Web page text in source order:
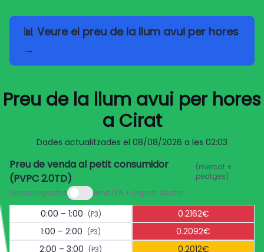
📊 Veure el preu de la llum avui per hores
→
Preu de la llum avui per hores
a Cirat
Dades actualitzades el 08/08/2026 a les 02:03
Preu de venda al petit consumidor
(PVPC 2.0TD)
(mercat +
peatges)
Sense impostos
Amb IVA + impost elèctric
0:00 – 1:00 (P3)
0.2162€
1:00 – 2:00 (P3)
0.2092€
2:00 – 3:00 (P3)
0.2012€